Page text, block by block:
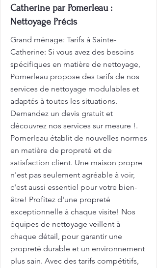
Catherine par Pomerleau :
Nettoyage Précis
Grand ménage: Tarifs à Sainte-
Catherine: Si vous avez des besoins
spécifiques en matière de nettoyage,
Pomerleau propose des tarifs de nos
services de nettoyage modulables et
adaptés à toutes les situations.
Demandez un devis gratuit et
découvrez nos services sur mesure !.
Pomerleau établit de nouvelles normes
en matière de propreté et de
satisfaction client. Une maison propre
n'est pas seulement agréable à voir,
c'est aussi essentiel pour votre bien-
être! Profitez d'une propreté
exceptionnelle à chaque visite! Nos
équipes de nettoyage veillent à
chaque détail, pour garantir une
propreté durable et un environnement
plus sain. Avec des tarifs compétitifs,